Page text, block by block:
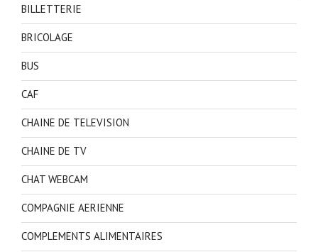
BILLETTERIE
BRICOLAGE
BUS
CAF
CHAINE DE TELEVISION
CHAINE DE TV
CHAT WEBCAM
COMPAGNIE AERIENNE
COMPLEMENTS ALIMENTAIRES